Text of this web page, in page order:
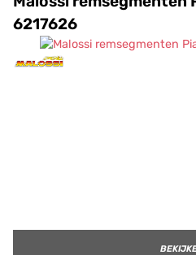
6217626